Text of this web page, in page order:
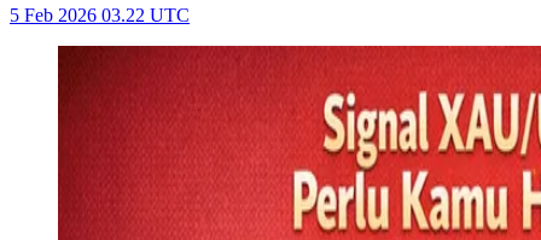
5 Feb 2026 03.22 UTC